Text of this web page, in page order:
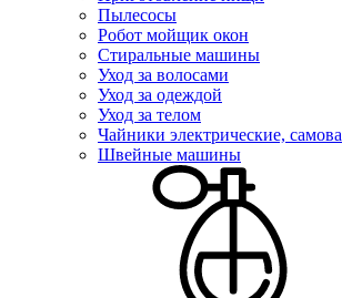
Пылесосы
Робот мойщик окон
Стиральные машины
Уход за волосами
Уход за одеждой
Уход за телом
Чайники электрические,
Швейные машины